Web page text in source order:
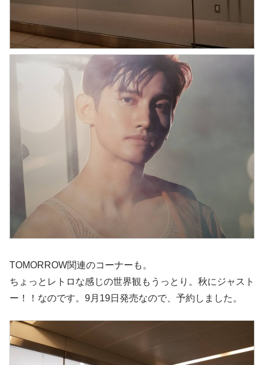
TOMORROW関連のコーナーも。
ちょっとレトロな感じの世界観もうっとり。秋にジャスト
ー！！なのです。9月19日発売なので、予約しました。